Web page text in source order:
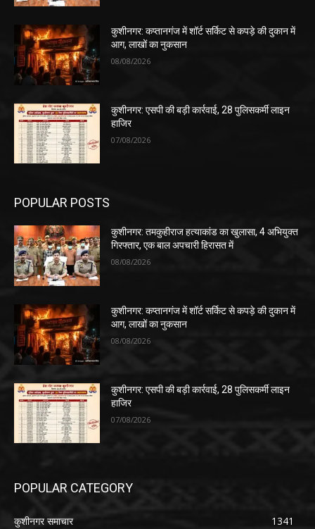
कुशीनगर: कप्तानगंज में शॉर्ट सर्किट से कपड़े की दुकान में
आग, लाखों का नुकसान
08/08/2026
कुशीनगर: एसपी की बड़ी कार्रवाई, 28 पुलिसकर्मी लाइन
हाजिर
07/08/2026
POPULAR POSTS
कुशीनगर: तमकुहीराज हत्याकांड का खुलासा, 4 अभियुक्त
गिरफ्तार, एक बाल अपचारी हिरासत में
08/08/2026
कुशीनगर: कप्तानगंज में शॉर्ट सर्किट से कपड़े की दुकान में
आग, लाखों का नुकसान
08/08/2026
कुशीनगर: एसपी की बड़ी कार्रवाई, 28 पुलिसकर्मी लाइन
हाजिर
07/08/2026
POPULAR CATEGORY
कुशीनगर समाचार
1341